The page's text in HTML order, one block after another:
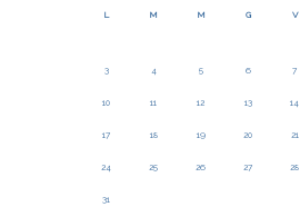
L M M G V
3 4 5 6 7
10 11 12 13 14
17 18 19 20 21
24 25 26 27 28
31